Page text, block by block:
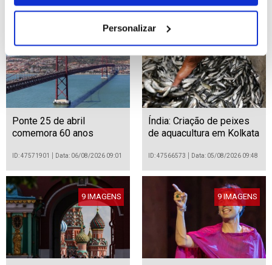
Personalizar
ID: 47571936 Data: 06/08/2026 09:10 ID: 47571911 Data: 06/08/2026 09:07
12 IMAGENS
Ponte 25 de abril
comemora 60 anos
ID: 47571901 Data: 06/08/2026 09:01
17 IMAGENS
Índia: Criação de peixes
de aquacultura em Kolkata
ID: 47566573 Data: 05/08/2026 09:48
9 IMAGENS 9 IMAGENS